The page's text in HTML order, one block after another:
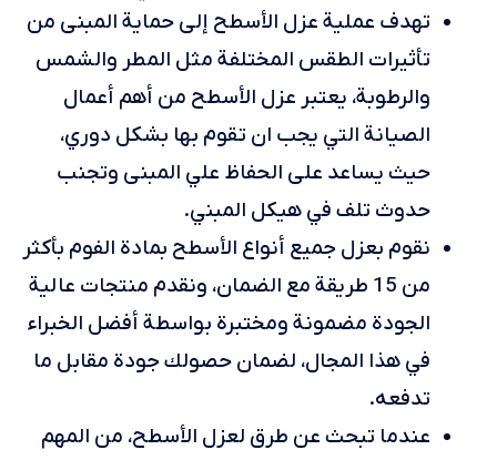
تهدف عملية عزل الأسطح إلى حماية المبنى من
تأثيرات الطقس المختلفة مثل المطر والشمس
والرطوبة، يعتبر عزل الأسطح من أهم أعمال
الصيانة التي يجب ان تقوم بها بشكل دوري،
حيث يساعد على الحفاظ علي المبنى وتجنب
حدوث تلف في هيكل المبني.
نقوم بعزل جميع أنواع الأسطح بمادة الفوم بأكثر
من 15 طريقة مع الضمان، ونقدم منتجات عالية
الجودة مضمونة ومختبرة بواسطة أفضل الخبراء
في هذا المجال، لضمان حصولك جودة مقابل ما
تدفعه.
عندما تبحث عن طرق لعزل الأسطح، من المهم